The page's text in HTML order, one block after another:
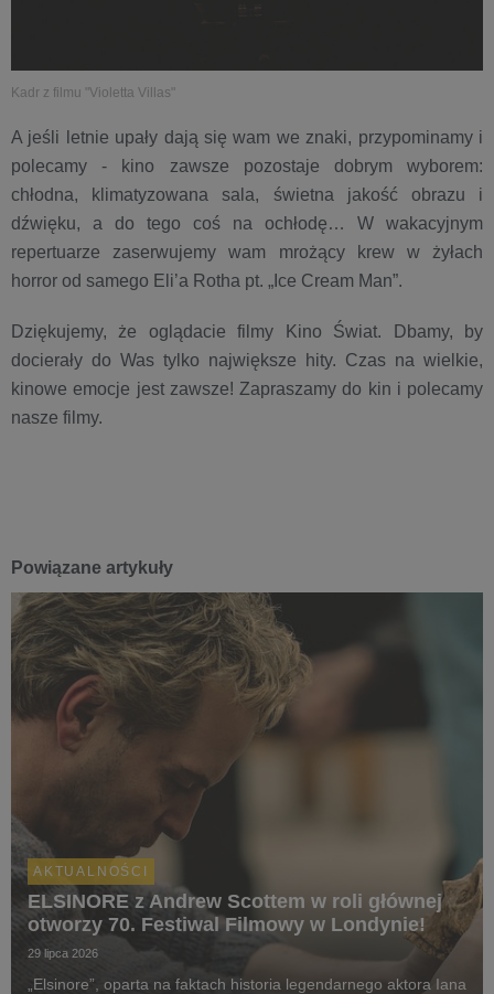
Kadr z filmu "Violetta Villas"
A jeśli letnie upały dają się wam we znaki, przypominamy i
polecamy - kino zawsze pozostaje dobrym wyborem:
chłodna, klimatyzowana sala, świetna jakość obrazu i
dźwięku, a do tego coś na ochłodę… W wakacyjnym
repertuarze zaserwujemy wam mrożący krew w żyłach
horror od samego Eli’a Rotha pt. „Ice Cream Man”.
Dziękujemy, że oglądacie filmy Kino Świat. Dbamy, by
docierały do Was tylko największe hity. Czas na wielkie,
kinowe emocje jest zawsze! Zapraszamy do kin i polecamy
nasze filmy.
Powiązane artykuły
AKTUALNOŚCI
ELSINORE z Andrew Scottem w roli głównej
otworzy 70. Festiwal Filmowy w Londynie!
29 lipca 2026
„Elsinore”, oparta na faktach historia legendarnego aktora Iana